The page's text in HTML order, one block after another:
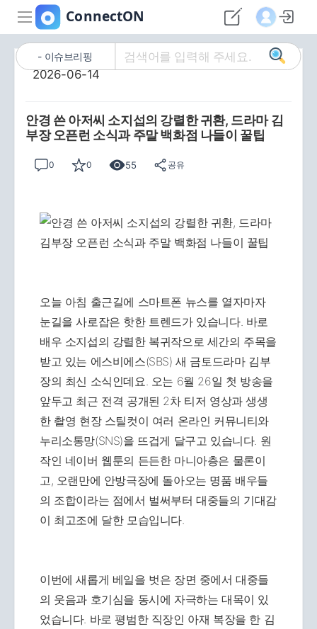
이슈브리핑
2026-06-14
안경 쓴 아저씨 소지섭의 강렬한 귀환, 드라마 김
부장 오픈런 소식과 주말 백화점 나들이 꿀팁
0 0 55 공유
오늘 아침 출근길에 스마트폰 뉴스를 열자마자
눈길을 사로잡은 핫한 트렌드가 있습니다. 바로
배우 소지섭의 강렬한 복귀작으로 세간의 주목을
받고 있는 에스비에스(SBS) 새 금토드라마 김부
장의 최신 소식인데요. 오는 6월 26일 첫 방송을
앞두고 최근 전격 공개된 2차 티저 영상과 생생
한 촬영 현장 스틸컷이 여러 온라인 커뮤니티와
누리소통망(SNS)을 뜨겁게 달구고 있습니다. 원
작인 네이버 웹툰의 든든한 마니아층은 물론이
고, 오랜만에 안방극장에 돌아오는 명품 배우들
의 조합이라는 점에서 벌써부터 대중들의 기대감
이 최고조에 달한 모습입니다.
이번에 새롭게 베일을 벗은 장면 중에서 대중들
의 웃음과 호기심을 동시에 자극하는 대목이 있
었습니다. 바로 평범한 직장인 아재 복장을 한 김